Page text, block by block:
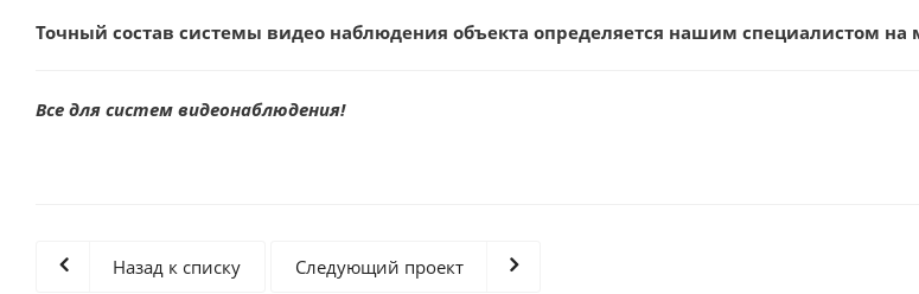
Точный состав системы видео наблюдения объекта определяется нашим специалистом на
Все для систем видеонаблюдения!
Назад к списку Следующий проект